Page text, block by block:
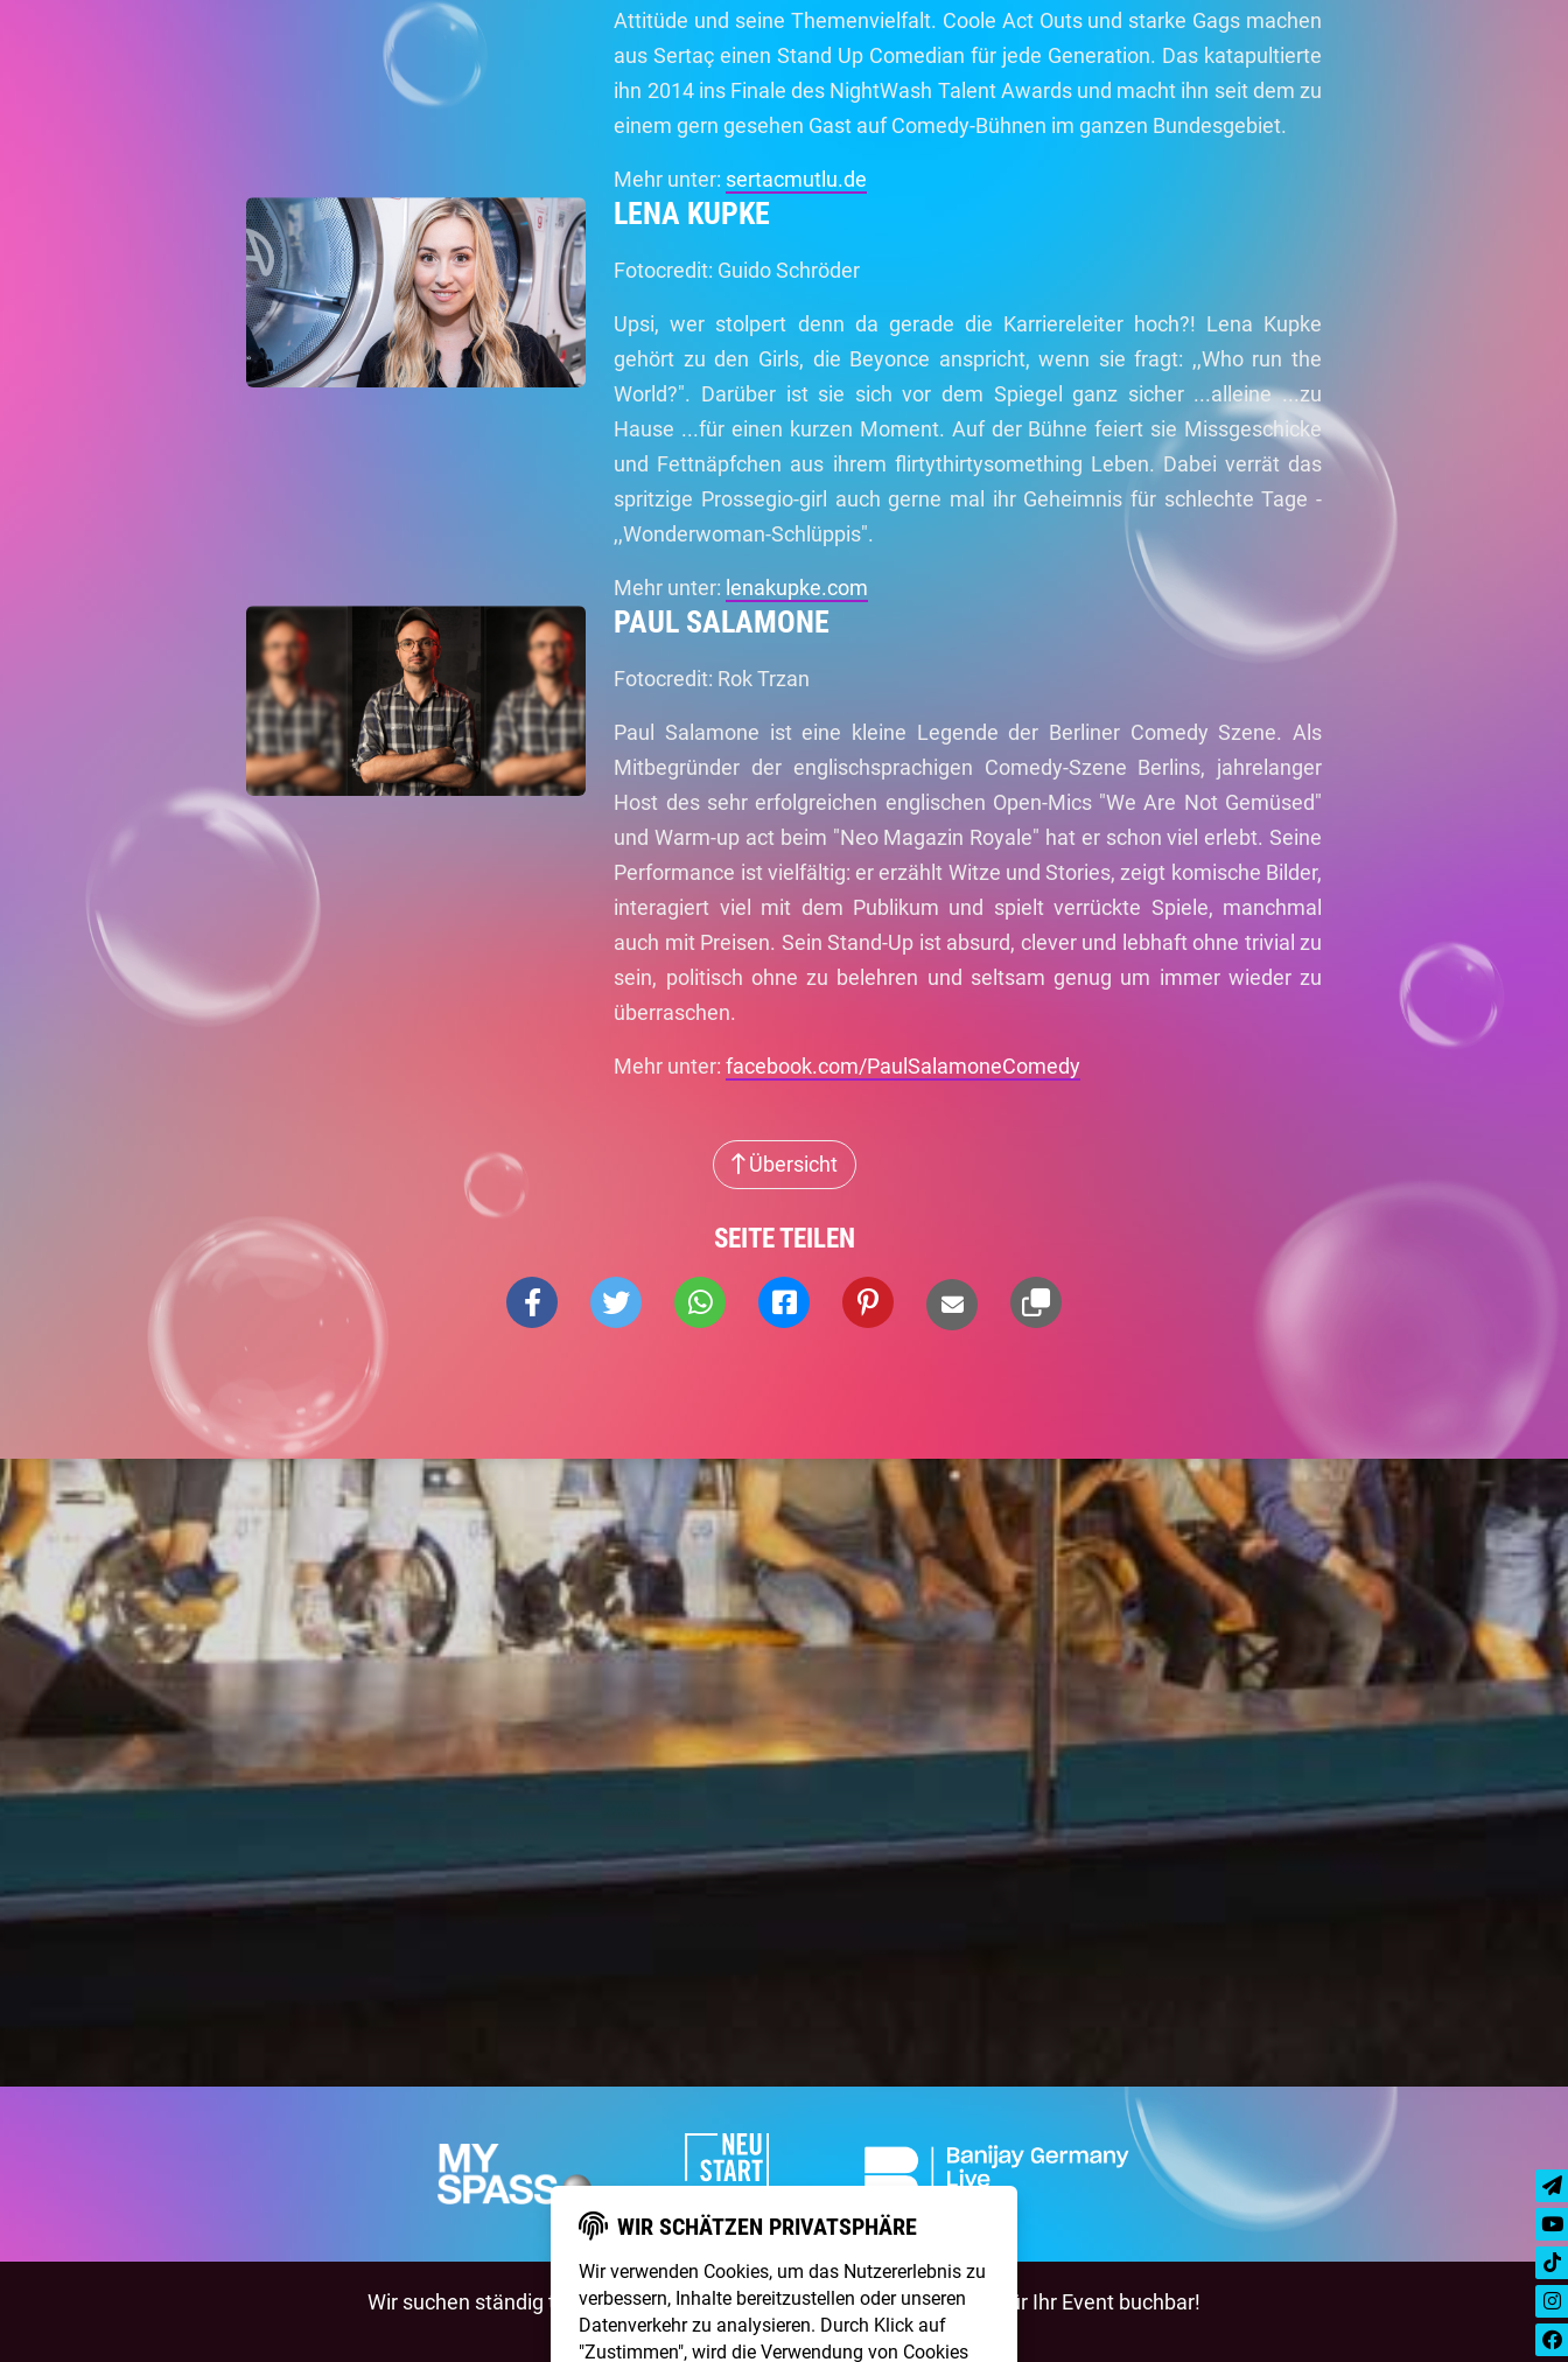
Attitüde und seine Themenvielfalt. Coole Act Outs und starke Gags machen
aus Sertaç einen Stand Up Comedian für jede Generation. Das katapultierte
ihn 2014 ins Finale des NightWash Talent Awards und macht ihn seit dem zu
einem gern gesehen Gast auf Comedy-Bühnen im ganzen Bundesgebiet.
Mehr unter: sertacmutlu.de
LENA KUPKE
Fotocredit: Guido Schröder
Upsi, wer stolpert denn da gerade die Karriereleiter hoch?! Lena Kupke
gehört zu den Girls, die Beyonce anspricht, wenn sie fragt: ,,Who run the
World?". Darüber ist sie sich vor dem Spiegel ganz sicher ...alleine ...zu
Hause ...für einen kurzen Moment. Auf der Bühne feiert sie Missgeschicke
und Fettnäpfchen aus ihrem flirtythirtysomething Leben. Dabei verrät das
spritzige Prossegio-girl auch gerne mal ihr Geheimnis für schlechte Tage -
,,Wonderwoman-Schlüppis".
Mehr unter: lenakupke.com
PAUL SALAMONE
Fotocredit: Rok Trzan
Paul Salamone ist eine kleine Legende der Berliner Comedy Szene. Als
Mitbegründer der englischsprachigen Comedy-Szene Berlins, jahrelanger
Host des sehr erfolgreichen englischen Open-Mics "We Are Not Gemüsed"
und Warm-up act beim "Neo Magazin Royale" hat er schon viel erlebt. Seine
Performance ist vielfältig: er erzählt Witze und Stories, zeigt komische Bilder,
interagiert viel mit dem Publikum und spielt verrückte Spiele, manchmal
auch mit Preisen. Sein Stand-Up ist absurd, clever und lebhaft ohne trivial zu
sein, politisch ohne zu belehren und seltsam genug um immer wieder zu
überraschen.
Mehr unter:facebook.com/PaulSalamoneComedy
Übersicht
SEITE TEILEN
Wir suchen ständig talentierte Artists & natürlich istNightWashauch für Ihr Event buchbar!
BEWIRB DICH! NIGHTWASH BUCHEN
WIR SCHÄTZEN PRIVATSPHÄRE
Wir verwenden Cookies, um das Nutzererlebnis zu
verbessern, Inhalte bereitzustellen oder unseren
Datenverkehr zu analysieren. Durch Klick auf
"Zustimmen", wird die Verwendung von Cookies